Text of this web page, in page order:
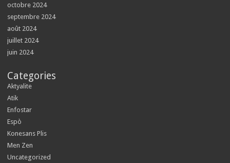
octobre 2024
septembre 2024
août 2024
juillet 2024
juin 2024
Categories
Aktyalite
Atik
Enfostar
Espò
Konesans Plis
Men Zen
Uncategorized